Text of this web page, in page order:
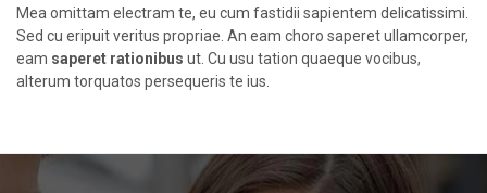
Mea omittam electram te, eu cum fastidii sapientem delicatissimi.
Sed cu eripuit veritus propriae. An eam choro saperet ullamcorper,
eam saperet rationibus ut. Cu usu tation quaeque vocibus,
alterum torquatos persequeris te ius.